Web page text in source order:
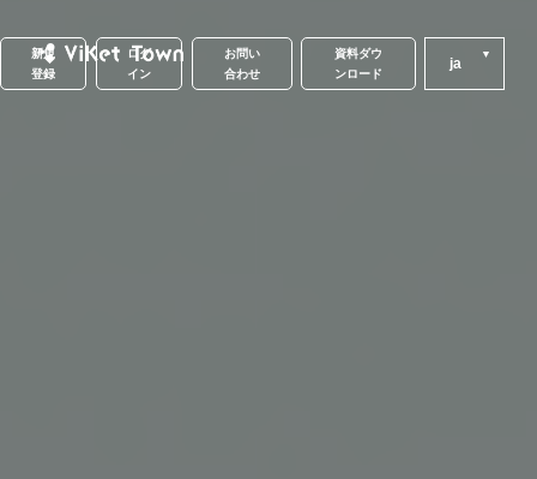
新規
登録
ログ
イン
お問い
合わせ
資料ダウ
ンロード
ja